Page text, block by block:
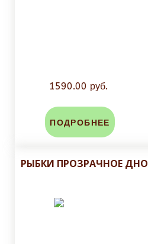
1590.00 руб.
ПОДРОБНЕЕ
РЫБКИ ПРОЗРАЧНОЕ ДНО